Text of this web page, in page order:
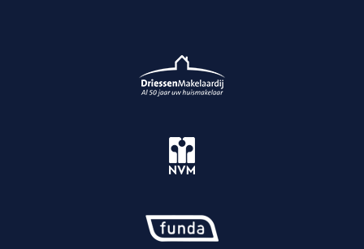
moderne uitstraling. De ruime veranda vormt een
verlengstuk van de woning en maakt het mogelijk
overkapping met glazen panelen geniet je hier van
veel licht, terwijl je tegelijkertijd beschut zit. De
aangename plek om te verblijven.